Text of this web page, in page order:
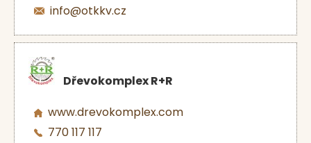
info@otkkv.cz
Dřevokomplex R+R
www.drevokomplex.com
770 117 117